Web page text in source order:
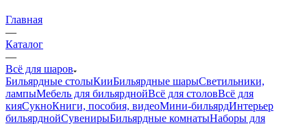
Главная
—
Каталог
—
Всё для шаров
Бильярдные столыКииБильярдные шарыСветильники,
лампыМебель для бильярднойВсё для столовВсё для
кияСукноКниги, пособия, видеоМини-бильярдИнтерьер
бильярднойСувенирыБильярдные комнатыНаборы для